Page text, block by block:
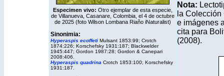
Especimen vivo: Otro ejemplar de esta especie,
de Villanueva, Casanare, Colombia, el 4 de octubre
de 2025 (foto Wilson Lombana Riaño iNaturalist)
Sinonimia:
Hyperaspis ecoffeti Mulsant 1853:99; Crotch
1874:226; Korschefsky 1931:187; Blackwelder
1945:447; Gordon 1987:28; Gordon & Canepari
2008:406.
Hyperaspis quadrina Crotch 1853:100; Korschefsky
1931:187.
Nota:
la
e imágenes
cita para
(2008).